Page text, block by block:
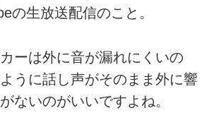
の生放送配信のこと。
ーは外に音が漏れにくいの
うに話し声がそのまま外に響
ないのがいいですよね。